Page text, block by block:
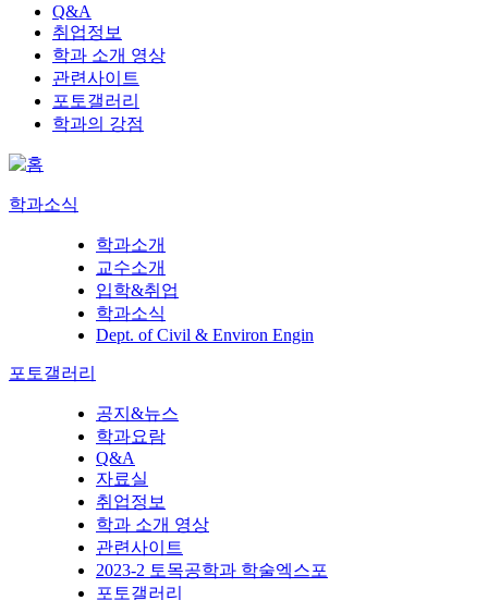
Q&A
취업정보
학과 소개 영상
관련사이트
포토갤러리
학과의 강점
학과소식
학과소개
교수소개
입학&취업
학과소식
Dept. of Civil & Environ Engin
포토갤러리
공지&뉴스
학과요람
Q&A
자료실
취업정보
학과 소개 영상
관련사이트
2023-2 토목공학과 학술엑스포
포토갤러리